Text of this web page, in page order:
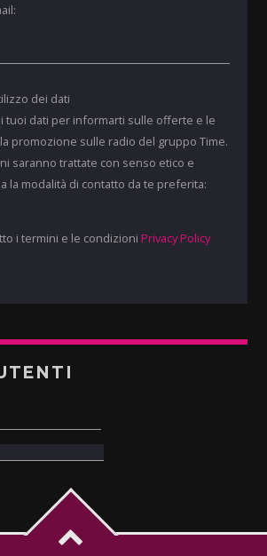
dei dati
i tuoi dati per informarti sulle offerte e le
promozione sulle radio del gruppo Time.
saranno trattate con senso etico e
la modalità di contatto da te preferita:
i termini e le condizioni Privacy Policy